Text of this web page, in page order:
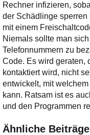
Rechner infizieren,
der Schädlinge
mit einem
Niemals sollte man
Telefonnummern zu
Code. Es wird geraten,
kontaktiert wird, nicht
entwickelt, mit
kann. Ratsam ist es
und den Programmen
Ähnliche
E-Mail